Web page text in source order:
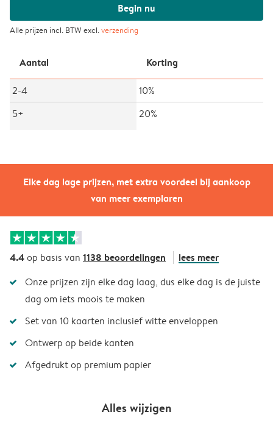
Elke dag lage prijzen, met extra voordeel bij aankoop
van meer exemplaren
Begin nu
Alle prijzen incl. BTW excl.verzending
Aantal Korting
2-4
10%
5+
20%
4.4op basis van 1138 beoordelingen lees meer
Onze prijzen zijn elke dag laag, dus elke dag is de juiste
dag om iets moois te maken
Set van 10 kaarten inclusief witte enveloppen
Ontwerp op beide kanten
Afgedrukt op premium papier
Alles wijzigen